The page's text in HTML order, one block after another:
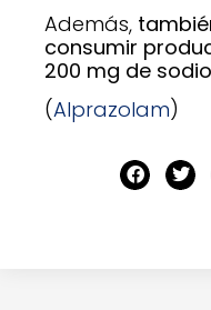
Además,
consumir
200 mg de
(Alprazolam)